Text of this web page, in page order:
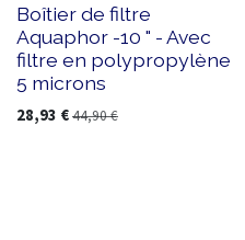
Boîtier de filtre
Aquaphor -10 " - Avec
filtre en polypropylène
5 microns
28,93 €44,90€